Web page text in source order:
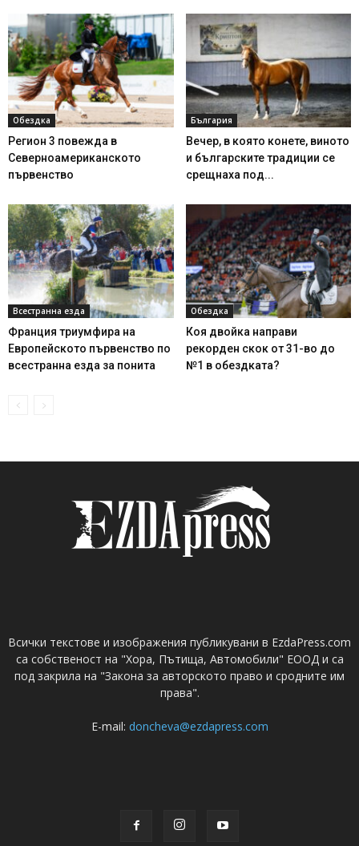
Обездка
Регион 3 повежда в
Северноамериканското
първенство
България
Вечер, в която конете, виното
и българските традиции се
срещнаха под...
Всестранна езда
Франция триумфира на
Европейското първенство по
всестранна езда за понита
Обездка
Коя двойка направи
рекорден скок от 31-во до
№1 в обездката?
Всички текстове и изображения публикувани в EzdaPress.com
са собственост на "Хора, Пътища, Автомобили" ЕООД и са
под закрила на "Закона за авторското право и сродните им
права".
E-mail: doncheva@ezdapress.com